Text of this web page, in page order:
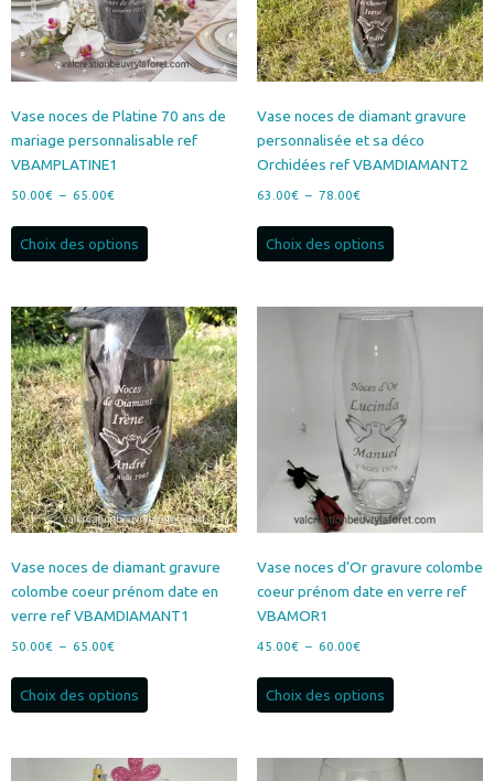
Vase noces de Platine 70 ans de
mariage personnalisable ref
VBAMPLATINE1
50.00€ – 65.00€
50.00€
Choix des options
variations.
Les
options
peuvent
être
choisies
sur
la
page
du
produit
Vase noces de diamant gravure
personnalisée et sa déco
Orchidées ref VBAMDIAMANT2
63.00€ – 78.00€Plage
prix :
63.00€
Choix des options
Ce
variations.
peuvent
être
choisies
sur
la
page
du
produit
Vase noces de diamant gravure
colombe coeur prénom date en
verre ref VBAMDIAMANT1
50.00€ – 65.00€
50.00€
Choix des options
variations.
Vase noces d’Or gravure colombe
coeur prénom date en verre ref
VBAMOR1
45.00€ – 60.00€Plage
prix :
45.00€
Choix des options
Ce
variations.